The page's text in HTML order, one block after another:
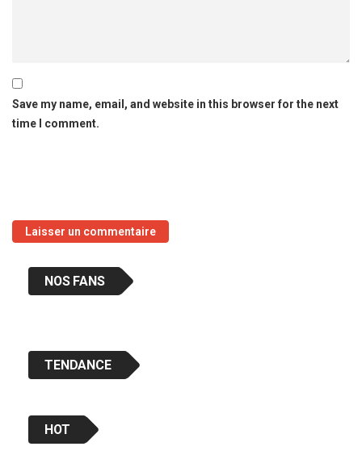
Save my name, email, and website in this browser for the next
time I comment.
NOS FANS
TENDANCE
HOT